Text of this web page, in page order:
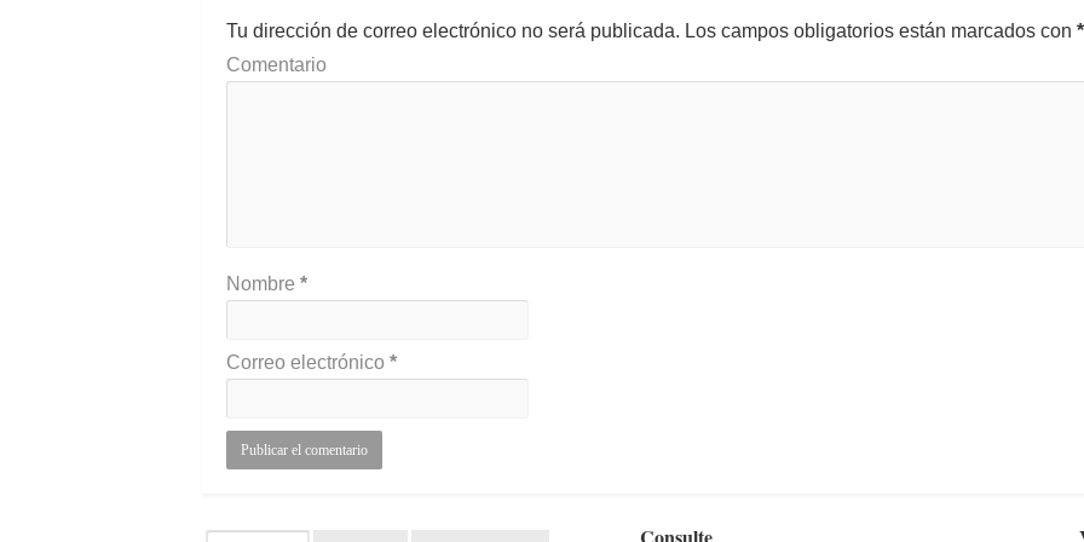
Tu dirección de correo electrónico no será publicada. Los campos obligatorios están marcados con *
Comentario
Nombre *
Correo electrónico *